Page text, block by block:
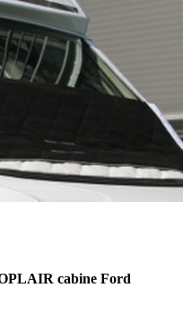
cabine Ford